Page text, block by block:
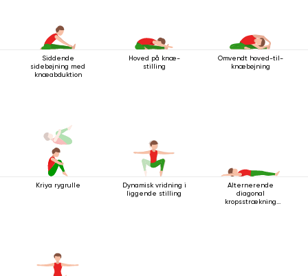
Siddende
sidebøjning med
knæabduktion
Hoved på knæ-
stilling
Omvendt hoved-til-
knæbøjning
Kriya rygrulle
Dynamisk vridning i
liggende stilling
Alternerende
diagonal
kropsstrækning